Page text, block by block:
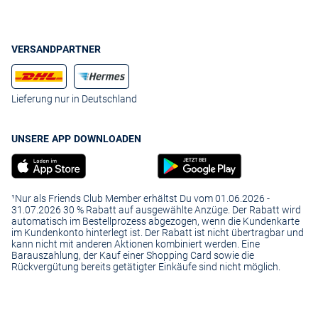
VERSANDPARTNER
Lieferung nur in Deutschland
UNSERE APP DOWNLOADEN
¹Nur als Friends Club Member erhältst Du vom 01.06.2026 -
31.07.2026 30 % Rabatt auf ausgewählte Anzüge. Der Rabatt wird
automatisch im Bestellprozess abgezogen, wenn die Kundenkarte
im Kundenkonto hinterlegt ist. Der Rabatt ist nicht übertragbar und
kann nicht mit anderen Aktionen kombiniert werden. Eine
Barauszahlung, der Kauf einer Shopping Card sowie die
Rückvergütung bereits getätigter Einkäufe sind nicht möglich.